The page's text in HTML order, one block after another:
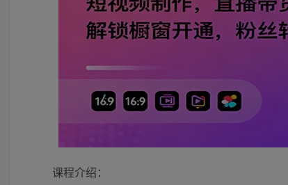
课程介绍：